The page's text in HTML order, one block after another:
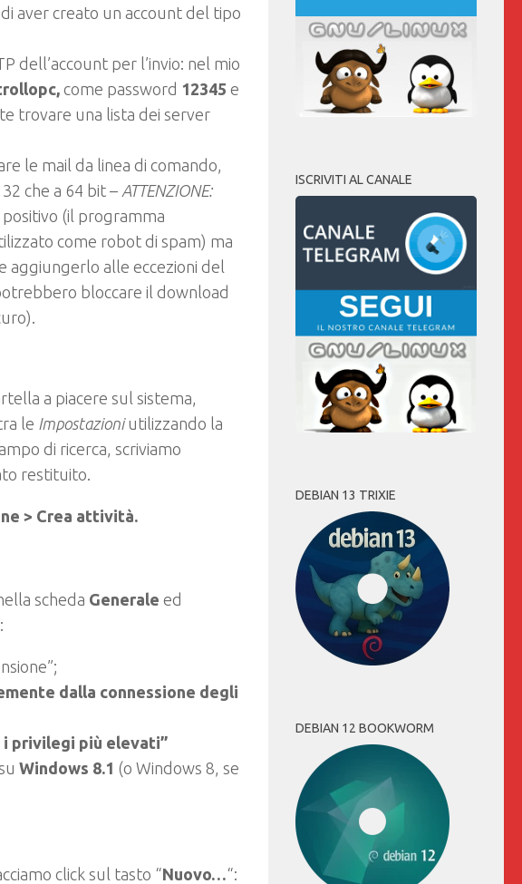
aver creato un account del tipo
dell’account per l’invio: nel mio
come password 12345 e
trovare una lista dei server
le mail da linea di comando,
che a 64 bit – ATTENZIONE:
(il programma
come robot di spam) ma
aggiungerlo alle eccezioni del
bloccare il download
a piacere sul sistema,
le Impostazioniutilizzando la
di ricerca, scriviamo
restituito.
> Crea attività.
scheda Generale ed
dalla connessione degli
i privilegi più elevati”
Windows 8.1 (o Windows 8, se
click sul tasto “Nuovo…“:
ISCRIVITI AL CANALE
DEBIAN 13 TRIXIE
DEBIAN 12 BOOKWORM